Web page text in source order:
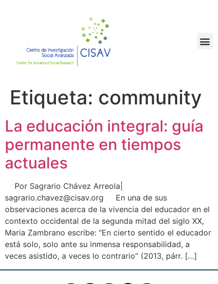
Etiqueta: community
La educación integral: guía
permanente en tiempos
actuales
Por Sagrario Chávez Arreola|
sagrario.chavez@cisav.org En una de sus
observaciones acerca de la vivencia del educador en el
contexto occidental de la segunda mitad del siglo XX,
Maria Zambrano escribe: “En cierto sentido el educador
está solo, solo ante su inmensa responsabilidad, a
veces asistido, a veces lo contrario” (2013, párr. […]